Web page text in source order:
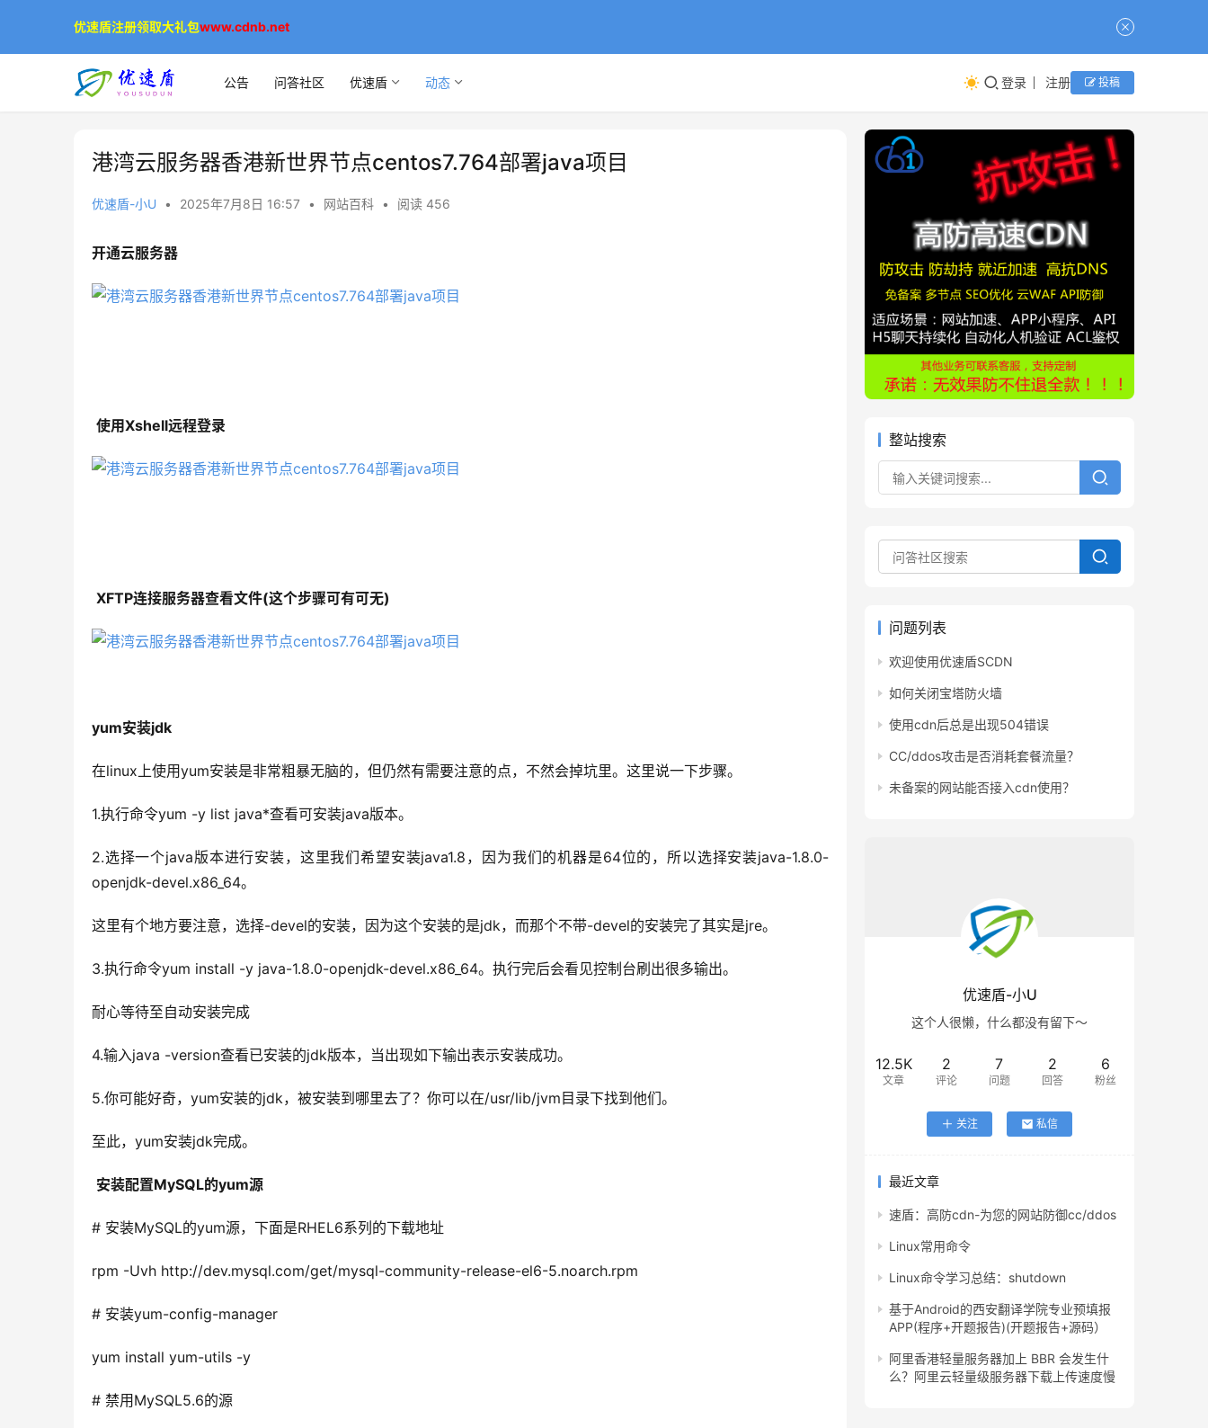
公告 问答社区 优速盾 动态 登录 注册 投稿
港湾云服务器香港新世界节点centos7.764部署java项目
优速盾-小U • 2025年7月8日 16:57 • 网站百科 • 阅读 456
开通云服务器
使用Xshell远程登录
XFTP连接服务器查看文件(这个步骤可有可无)
yum安装jdk
在linux上使用yum安装是非常粗暴无脑的，但仍然有需要注意的点，不然会掉坑里。这里说一下步骤。
1.执行命令yum -y list java*查看可安装java版本。
2.选择一个java版本进行安装，这里我们希望安装java1.8，因为我们的机器是64位的，所以选择安装java-1.8.0-
openjdk-devel.x86_64。
这里有个地方要注意，选择-devel的安装，因为这个安装的是jdk，而那个不带-devel的安装完了其实是jre。
3.执行命令yum install -y java-1.8.0-openjdk-devel.x86_64。执行完后会看见控制台刷出很多输出。
耐心等待至自动安装完成
4.输入java -version查看已安装的jdk版本，当出现如下输出表示安装成功。
5.你可能好奇，yum安装的jdk，被安装到哪里去了？你可以在/usr/lib/jvm目录下找到他们。
至此，yum安装jdk完成。
安装配置MySQL的yum源
# 安装MySQL的yum源，下面是RHEL6系列的下载地址
rpm -Uvh http://dev.mysql.com/get/mysql-community-release-el6-5.noarch.rpm
# 安装yum-config-manager
yum install yum-utils -y
# 禁用MySQL5.6的源
整站搜索
问题列表
欢迎使用优速盾SCDN
如何关闭宝塔防火墙
使用cdn后总是出现504错误
CC/ddos攻击是否消耗套餐流量？
未备案的网站能否接入cdn使用？
优速盾-小U
这个人很懒，什么都没有留下～
12.5K
文章
2
评论
7
问题
2
回答
6
粉丝
关注 私信
最近文章
速盾：高防cdn-为您的网站防御cc/ddos
Linux常用命令
Linux命令学习总结：shutdown
基于Android的西安翻译学院专业预填报
APP(程序+开题报告)(开题报告+源码）
阿里香港轻量服务器加上 BBR 会发生什
么？阿里云轻量级服务器下载上传速度慢
优速盾注册领取大礼包www.cdnb.net